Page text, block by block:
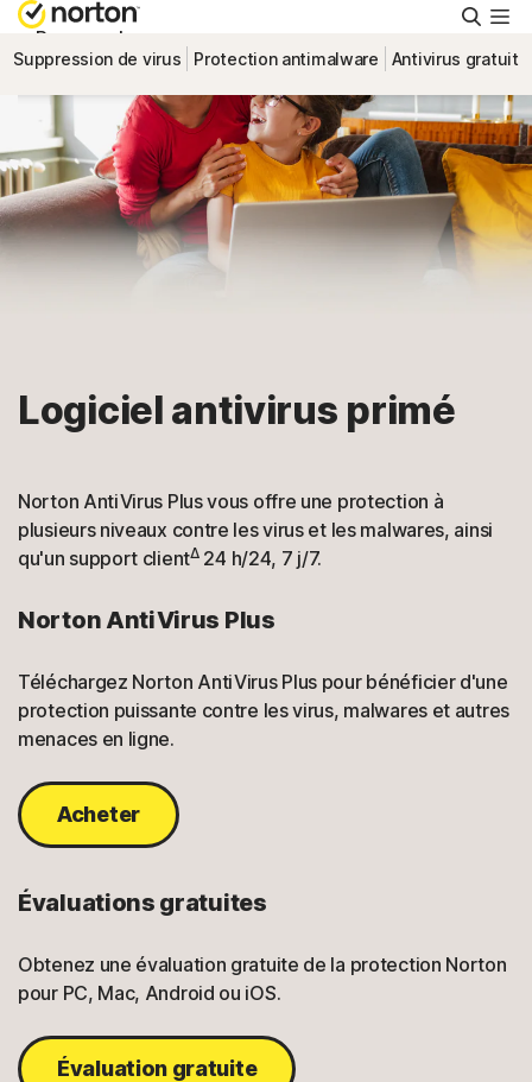
Personnel
Small Business
Ressources
France
Connexion
Suppression de virus Protection antimalware Antivirus gratuit
Logiciel antivirus primé
Norton AntiVirus Plus vous offre une protection à
plusieurs niveaux contre les virus et les malwares, ainsi
qu'un support clientΔ24 h/24, 7 j/7.
Norton AntiVirus Plus
Téléchargez Norton AntiVirus Plus pour bénéficier d'une
protection puissante contre les virus, malwares et autres
menaces en ligne.
Acheter
Évaluations gratuites
Obtenez une évaluation gratuite de la protection Norton
pour PC, Mac, Android ou iOS.
Évaluation gratuite